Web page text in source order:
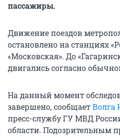
пассажиры.
Движение поездов
остановлено на станциях
«Московская». До
двигались согласно
На данный момент
завершено, сообщаетВолга
пресс-службу ГУ МВД
области. Подозрительным